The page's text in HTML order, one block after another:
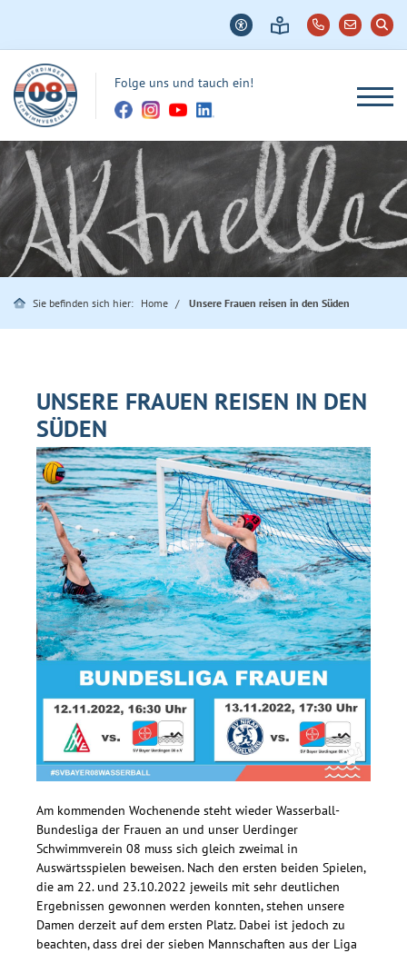
Folge uns und tauch ein!
Sie befinden sich hier: Home Unsere Frauen reisen in den Süden
UNSERE FRAUEN REISEN IN DEN
SÜDEN
Am kommenden Wochenende steht wieder Wasserball-
Bundesliga der Frauen an und unser Uerdinger
Schwimmverein 08 muss sich gleich zweimal in
Auswärtsspielen beweisen. Nach den ersten beiden Spielen,
die am 22. und 23.10.2022 jeweils mit sehr deutlichen
Ergebnissen gewonnen werden konnten, stehen unsere
Damen derzeit auf dem ersten Platz. Dabei ist jedoch zu
beachten, dass drei der sieben Mannschaften aus der Liga